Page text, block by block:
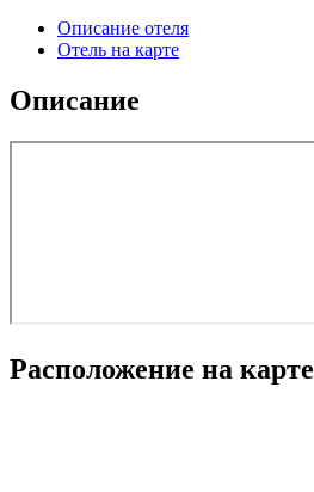
Описание отеля
Отель на карте
Описание
Расположение на карте